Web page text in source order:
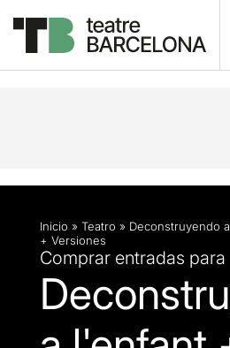
Descripción Ficha
Inicio » Teatro » Deconstruyendo a
+ Versiones
Comprar entradas para